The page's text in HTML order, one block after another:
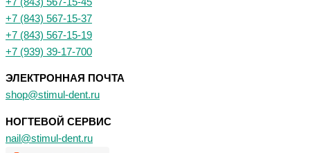
+7 (843) 567-15-37
+7 (843) 567-15-19
+7 (939) 39-17-700
ЭЛЕКТРОННАЯ ПОЧТА
shop@stimul-dent.ru
НОГТЕВОЙ СЕРВИС
nail@stimul-dent.ru